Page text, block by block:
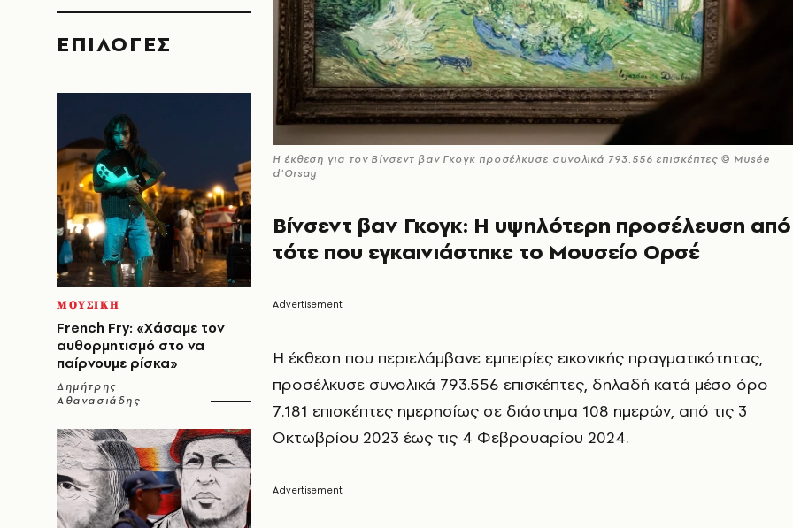
EΠΙΛΟΓΈΣ
ΜΟΥΣΙΚΗ
French Fry: «Χάσαμε τον
αυθορμητισμό στο να
παίρνουμε ρίσκα»
Δημήτρης
Αθανασιάδης
Η έκθεση για τον Βίνσεντ βαν Γκογκ προσέλκυσε συνολικά 793.556 επισκέπτες © Musée
d'Orsay
Βίνσεντ βαν Γκογκ: Η υψηλότερη προσέλευση από
τότε που εγκαινιάστηκε το Μουσείο Ορσέ
Η έκθεση που περιελάμβανε εμπειρίες εικονικής πραγματικότητας,
προσέλκυσε συνολικά 793.556 επισκέπτες, δηλαδή κατά μέσο όρο
7.181 επισκέπτες ημερησίως σε διάστημα 108 ημερών, από τις 3
Οκτωβρίου 2023 έως τις 4 Φεβρουαρίου 2024.